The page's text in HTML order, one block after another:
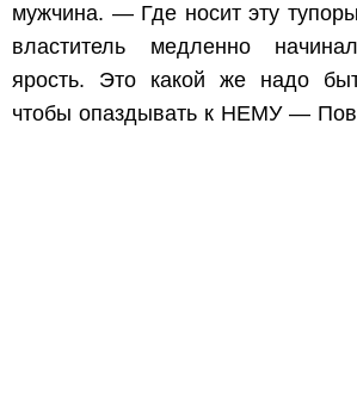
мужчина. — Где носит эту
властитель медленно
ярость. Это какой же надо
чтобы опаздывать к НЕМУ —